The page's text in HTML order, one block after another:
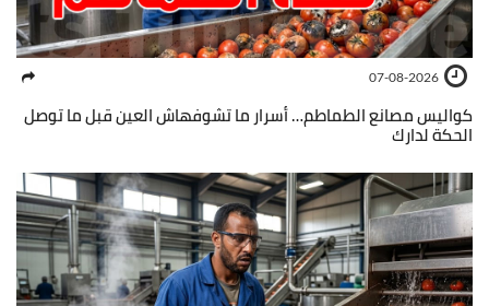
07-08-2026
كواليس مصانع الطماطم… أسرار ما تشوفهاش العين قبل ما توصل
الحكة لدارك